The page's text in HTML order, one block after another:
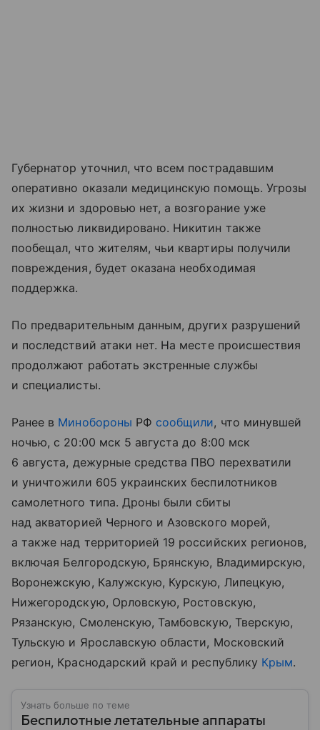
Губернатор уточнил, что всем пострадавшим
оперативно оказали медицинскую помощь. Угрозы
их жизни и здоровью нет, а возгорание уже
полностью ликвидировано. Никитин также
пообещал, что жителям, чьи квартиры получили
повреждения, будет оказана необходимая
поддержка.
По предварительным данным, других разрушений
и последствий атаки нет. На месте происшествия
продолжают работать экстренные службы
и специалисты.
Ранее в Минобороны РФ сообщили, что минувшей
ночью, с 20:00 мск 5 августа до 8:00 мск
6 августа, дежурные средства ПВО перехватили
и уничтожили 605 украинских беспилотников
самолетного типа. Дроны были сбиты
над акваторией Черного и Азовского морей,
а также над территорией 19 российских регионов,
включая Белгородскую, Брянскую, Владимирскую,
Воронежскую, Калужскую, Курскую, Липецкую,
Нижегородскую, Орловскую, Ростовскую,
Рязанскую, Смоленскую, Тамбовскую, Тверскую,
Тульскую и Ярославскую области, Московский
регион, Краснодарский край и республику Крым.
Узнать больше по теме
Беспилотные летательные аппараты